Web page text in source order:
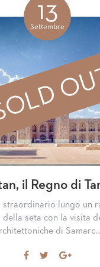
13
Settembre
il Regno di
straordinario lungo un
della seta con la visita
di Samarc...
ShareTweetShare